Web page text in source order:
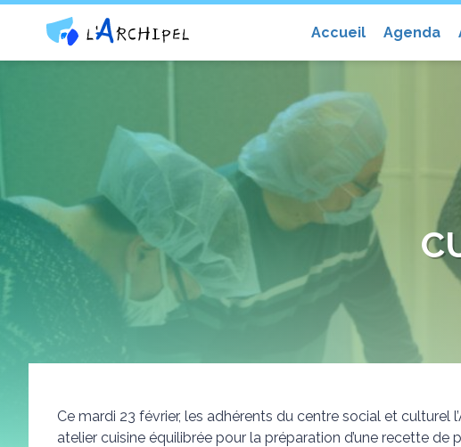
Accueil Agenda
Centre social et culturel l'Archipel
Ce mardi 23 février, les adhérents du centre social et culturel
atelier cuisine équilibrée pour la préparation d’une recette de